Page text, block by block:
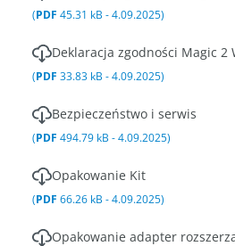
(PDF 45.31 kB - 4.09.2025)
Deklaracja zgodności Magic 2
(PDF 33.83 kB - 4.09.2025)
Bezpieczeństwo i serwis
(PDF 494.79 kB - 4.09.2025)
Opakowanie Kit
(PDF 66.26 kB - 4.09.2025)
Opakowanie adapter